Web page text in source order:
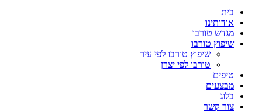
בית
אודותינו
מגדש טורבו
שיפוץ טורבו
שיפוץ טורבו לפי עיר
טורבו לפי יצרן
טיפים
מבצעים
בלוג
צור קשר